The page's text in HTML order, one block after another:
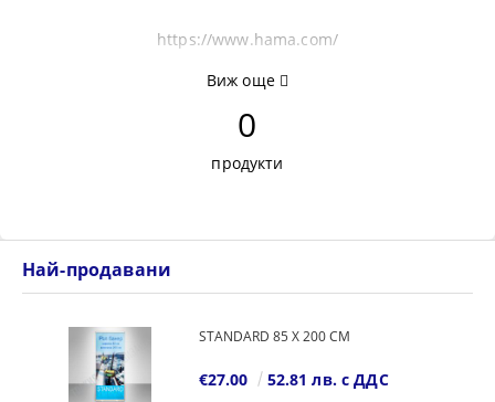
https://www.hama.com/
Виж още
0
продукти
Най-продавани
STANDARD 85 Х 200 СМ
€27.00 52.81 лв. с ДДС